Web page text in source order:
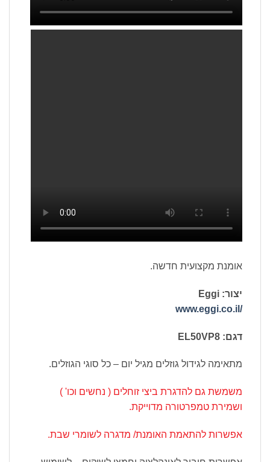
אומנת מקצועית חדשה.
יצור: Eggi
/www.eggi.co.il
דגם: EL50VP8
מתאימה לגידול גוזלים מגיל יום – כל סוגי הגוזלים.
משמשת גם להדגרת ביצי זוחלים ( נחשים וכו' )
ושמירת טמפרטורה מדוייקת.
אפשרות להתאמת האומנת/ מדגרה לשומרי שבת.